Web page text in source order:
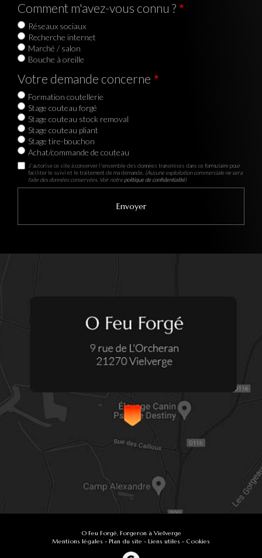
Comment m'avez-vous connu ?
Réseaux sociaux
Recherche internet
Marché / salon
Bouche à oreille
Votre demande concerne
Formation coutellerie
Stage couteau forgé
Stage couteau stock removal
Stage couteau pliant
Stage tire-bouchon
Achat/commande de couteau
J'autorise ce site à conserver l'ensemble des données transmises dans ce formulaire pour
faciliter le suivi et le traitement de ma demande. (Aucune exploitation commerciale ne sera
faite des données conservées. Voir notrepolitique de confidentialité)
O Feu Forgé, Forgeron à Vielverge
Mentions légales - Plan du site - Liens utiles - Cookies